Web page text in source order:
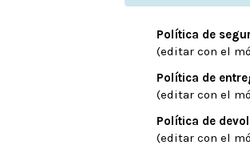
Política de
(editar con el
Política de
(editar con el
Política de
(editar con el